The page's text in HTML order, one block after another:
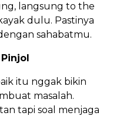
langsung to the
dulu. Pastinya
sahabatmu.
itu nggak bikin
masalah.
tapi soal menjaga